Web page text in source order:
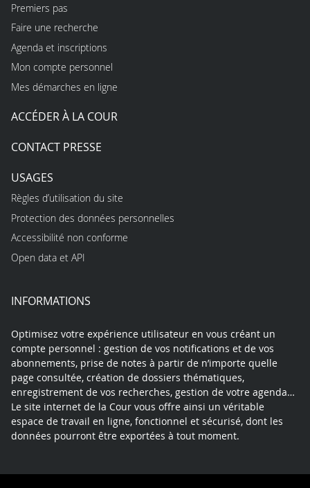
Premiers pas
Faire une recherche
Agenda et inscriptions
Mon compte personnel
Mes démarches en ligne
ACCÉDER À LA COUR
CONTACT PRESSE
USAGES
Règles d’utilisation du site
Protection des données personnelles
Accessibilité non conforme
Open data et API
INFORMATIONS
Optimisez votre expérience utilisateur en vous créant un
compte personnel : gestion de vos notifications et de vos
abonnements, prise de notes à partir de n’importe quelle
page consultée, création de dossiers thématiques,
enregistrement de vos recherches, gestion de votre agenda…
Le site internet de la Cour vous offre ainsi un véritable
espace de travail en ligne, fonctionnel et sécurisé, dont les
données pourront être exportées à tout moment.